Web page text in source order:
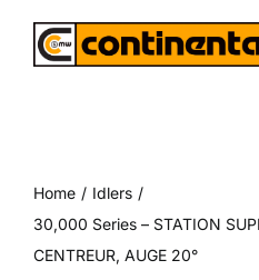
Home
Idlers
30,000 Series – STATION
CENTREUR, AUGE 20°